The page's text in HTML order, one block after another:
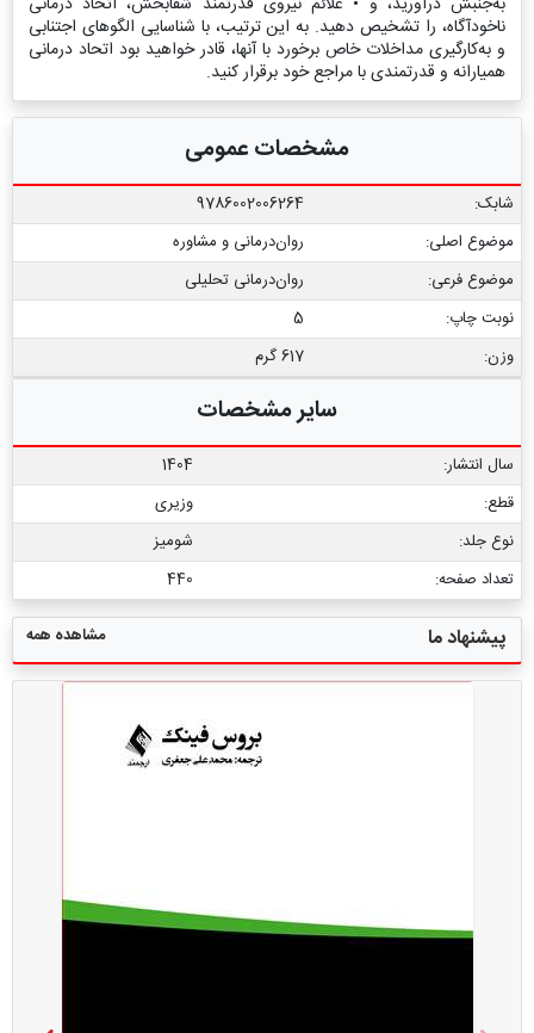
ناخودآگاه، را تشخیص دهید. به این ترتیب، با شناسایی الگوهای اجتنابی
و به‌کارگیری مداخلات خاص برخورد با آنها، قادر خواهید بود اتحاد درمانی
همیارانه و قدرتمندی با مراجع خود برقرار کنید.
مشخصات عمومی
شابک:
9786002006264
موضوع اصلی:
روان‌درمانی و مشاوره
موضوع فرعی:
روان‏‌درمانی تحلیلی
نوبت چاپ:
5
وزن:
617 گرم
سایر مشخصات
سال انتشار:
1404
قطع:
وزیری
نوع جلد:
شومیز
تعداد صفحه:
440
پیشنهاد ما مشاهده همه